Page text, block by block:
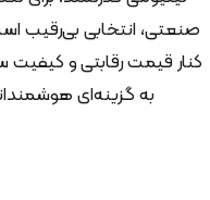
صنعتی، انتخابی بی‌رقیب
کنار قیمت رقابتی و کیفیت
به گزینه‌ای